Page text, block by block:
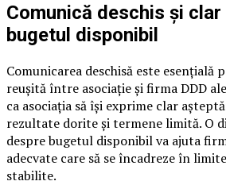
Comunică deschis și
bugetul disponibil
Comunicarea deschisă este esențială
reușită între asociație și firma DDD
ca asociația să își exprime clar
rezultate dorite și termene limită. O
despre bugetul disponibil va ajuta
adecvate care să se încadreze în
stabilite.